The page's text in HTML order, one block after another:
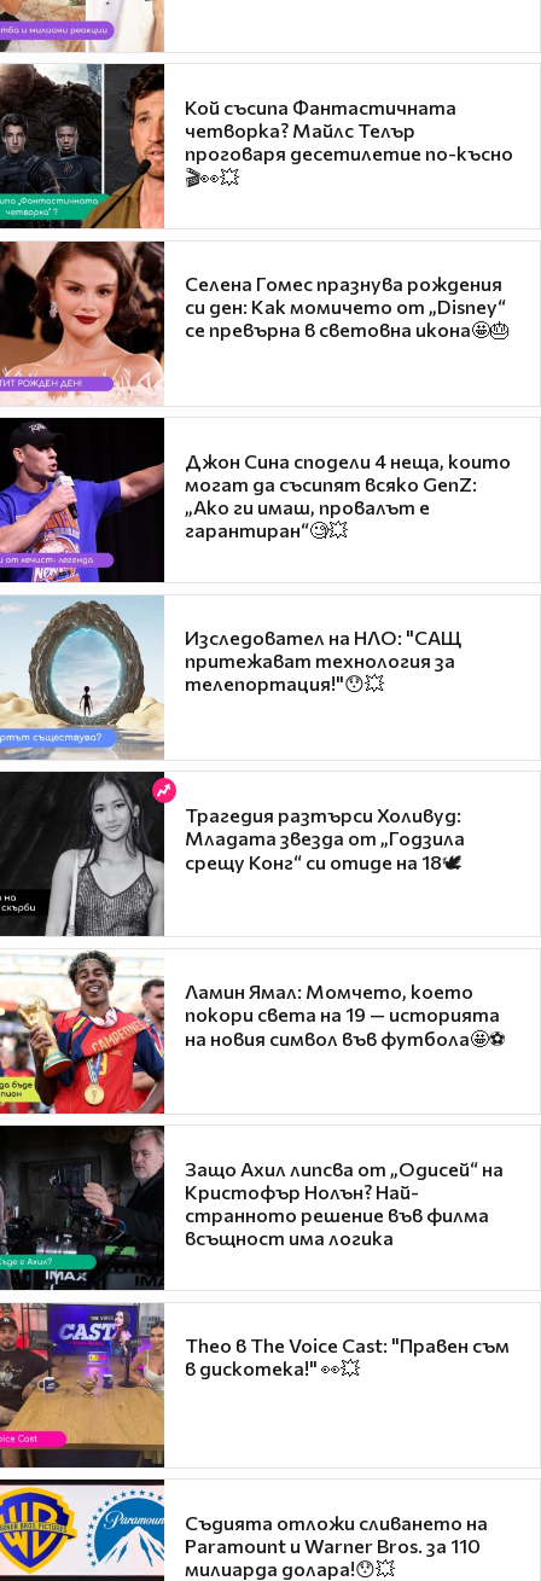
Кой съсипа Фантастичната
четворка? Майлс Телър
проговаря десетилетие по-късно
🎬👀💥
Селена Гомес празнува рождения
си ден: Как момичето от „Disney“
се превърна в световна икона🤩🎂
Джон Сина сподели 4 неща, които
могат да съсипят всяко GenZ:
„Ако ги имаш, провалът е
гарантиран“🧐💥
Изследовател на НЛО: "САЩ
притежават технология за
телепортация!"😯💥
Трагедия разтърси Холивуд:
Младата звезда от „Годзила
срещу Конг“ си отиде на 18🕊️
Ламин Ямал: Момчето, което
покори света на 19 — историята
на новия символ във футбола🤩⚽
Защо Ахил липсва от „Одисей“ на
Кристофър Нолън? Най-
странното решение във филма
всъщност има логика
Theo в The Voice Cast: "Правен съм
в дискотека!" 👀💥
Съдията отложи сливането на
Paramount и Warner Bros. за 110
милиарда долара!😯💥